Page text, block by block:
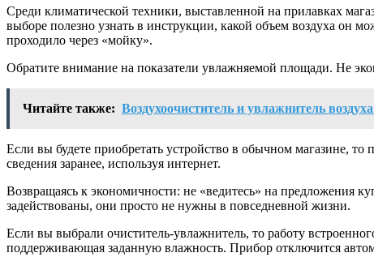
Среди климатической техники, выставленной на прилавках
выборе полезно узнать в инструкции, какой объем воздуха он
проходило через «мойку».
Обратите внимание на показатели увлажняемой площади. Не
Читайте также: Воздухоочиститель и увлажнитель
Если вы будете приобретать устройство в обычном магазине, то
сведения заранее, используя интернет.
Возвращаясь к экономичности: не «ведитесь» на предложения
задействованы, они просто не нужны в повседневной жизни.
Если вы выбрали очиститель-увлажнитель, то работу
поддерживающая заданную влажность. Прибор отключится